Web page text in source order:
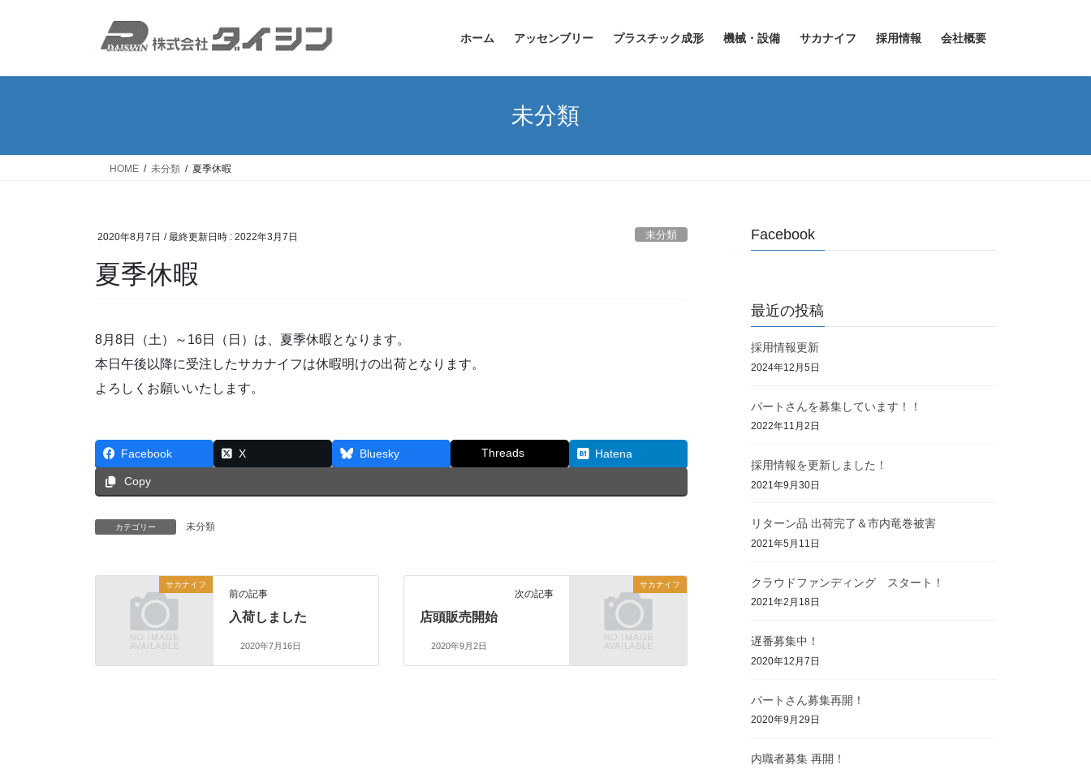
ホーム アッセンブリー プラスチック成形 機械・設備 サカナイフ 採用情報 会社概要
未分類
HOME 未分類 夏季休暇
2020年8月7日 / 最終更新日時 : 2022年3月7日 未分類
夏季休暇
8月8日（土）～16日（日）は、夏季休暇となります。
本日午後以降に受注したサカナイフは休暇明けの出荷となります。
よろしくお願いいたします。
Facebook X Bluesky Threads Hatena
Copy
カテゴリー 未分類
サカナイフ
前の記事
入荷しました
2020年7月16日
サカナイフ
次の記事
店頭販売開始
2020年9月2日
Facebook
最近の投稿
採用情報更新
2024年12月5日
パートさんを募集しています！！
2022年11月2日
採用情報を更新しました！
2021年9月30日
リターン品 出荷完了＆市内竜巻被害
2021年5月11日
クラウドファンディング スタート！
2021年2月18日
遅番募集中！
2020年12月7日
パートさん募集再開！
2020年9月29日
内職者募集 再開！